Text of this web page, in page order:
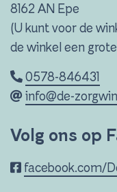
8162 AN Epe
(U kunt voor de
de winkel een
0578-846431
info@de-
Volg ons op
facebook.com/